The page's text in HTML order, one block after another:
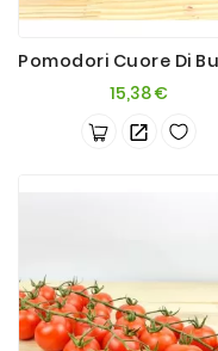
15,38 €Prezzo